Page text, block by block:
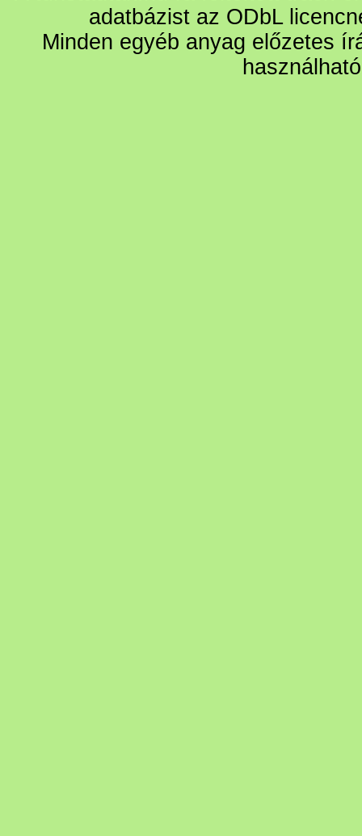
adatbázist az ODbL
Minden egyéb anyag előzetes